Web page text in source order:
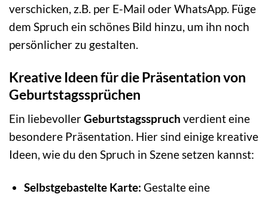
verschicken, z.B. per E-Mail oder WhatsApp. Füge
dem Spruch ein schönes Bild hinzu, um ihn noch
persönlicher zu gestalten.
Kreative Ideen für die Präsentation von
Geburtstagssprüchen
Ein liebevollerGeburtstagsspruch verdient eine
besondere Präsentation. Hier sind einige kreative
Ideen, wie du den Spruch in Szene setzen kannst:
Selbstgebastelte Karte: Gestalte eine